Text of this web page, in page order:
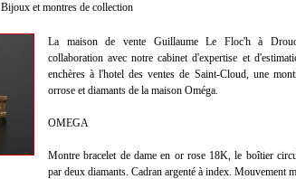
Bijoux et montres de collection
La maison de vente Guillaume Le Floc'h à
collaboration avec notre cabinet d'expertise et
enchères à l'hotel des ventes de Saint-Cloud, une
orrose et diamants de la maison Oméga.
OMEGA
Montre bracelet de dame en or rose 18K, le boîtier
par deux diamants. Cadran argenté à index. Mouvement